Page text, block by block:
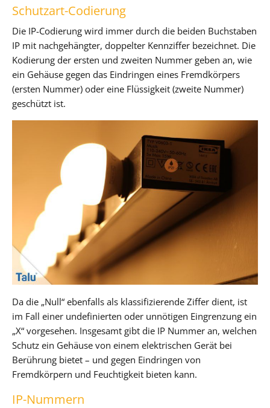
Schutzart-Codierung
Die IP-Codierung wird immer durch die beiden Buchstaben
IP mit nachgehängter, doppelter Kennziffer bezeichnet. Die
Kodierung der ersten und zweiten Nummer geben an, wie
ein Gehäuse gegen das Eindringen eines Fremdkörpers
(ersten Nummer) oder eine Flüssigkeit (zweite Nummer)
geschützt ist.
Da die „Null“ ebenfalls als klassifizierende Ziffer dient, ist
im Fall einer undefinierten oder unnötigen Eingrenzung ein
„X“ vorgesehen. Insgesamt gibt die IP Nummer an, welchen
Schutz ein Gehäuse von einem elektrischen Gerät bei
Berührung bietet – und gegen Eindringen von
Fremdkörpern und Feuchtigkeit bieten kann.
IP-Nummern